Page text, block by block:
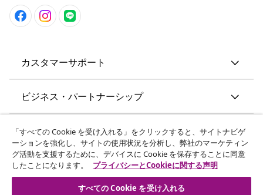
カスタマーサポート
ビジネス・パートナーシップ
vidaXL
その他の情報
「すべての Cookie を受け入れる」をクリックすると、サイトナビゲ
ーションを強化し、サイトの使用状況を分析し、弊社のマーケティン
グ活動を支援するために、デバイスに Cookie を保存することに同意
したことになります。
プライバシーとCookieに関する声明
すべての Cookie を受け入れる